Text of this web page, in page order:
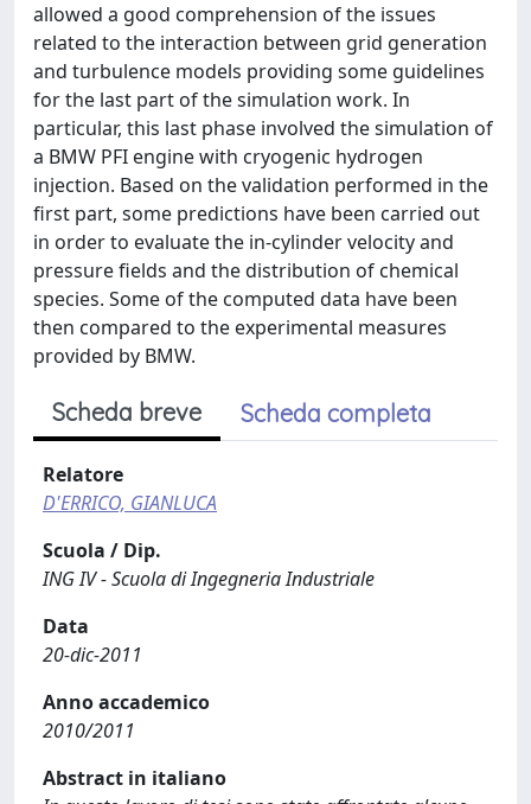
allowed a good comprehension of the issues
related to the interaction between grid generation
and turbulence models providing some guidelines
for the last part of the simulation work. In
particular, this last phase involved the simulation of
a BMW PFI engine with cryogenic hydrogen
injection. Based on the validation performed in the
first part, some predictions have been carried out
in order to evaluate the in-cylinder velocity and
pressure fields and the distribution of chemical
species. Some of the computed data have been
then compared to the experimental measures
provided by BMW.
Scheda breve Scheda completa
Relatore
D'ERRICO, GIANLUCA
Scuola / Dip.
ING IV - Scuola di Ingegneria Industriale
Data
20-dic-2011
Anno accademico
2010/2011
Abstract in italiano